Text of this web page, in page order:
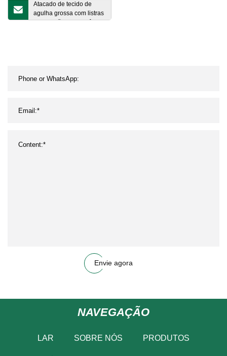
Atacado de tecido de
agulha grossa com listras
de algodão para tricô
única
Envie agora
NAVEGAÇÃO
LAR SOBRE NÓS PRODUTOS